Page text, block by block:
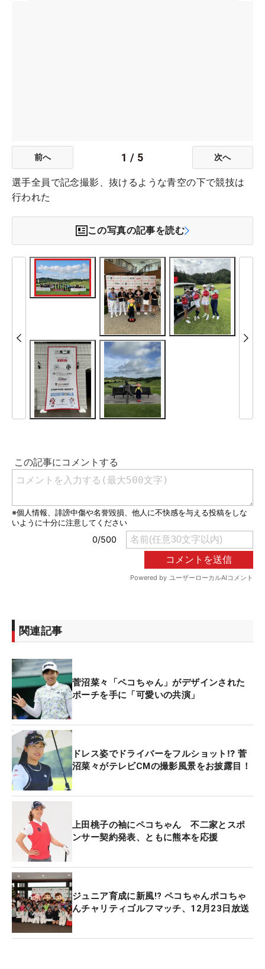
前へ 1 / 5 次へ
選手全員で記念撮影、抜けるような青空の下で競技は
行われた
この写真の記事を読む
関連記事
菅沼菜々「ペコちゃん」がデザインされた
ポーチを手に「可愛いの共演」
ドレス姿でドライバーをフルショット⁉ 菅
沼菜々がテレビCMの撮影風景をお披露目！
上田桃子の袖にペコちゃん 不二家とスポ
ンサー契約発表、ともに熊本を応援
ジュニア育成に新風!? ペコちゃんポコちゃ
んチャリティゴルフマッチ、12月23日放送